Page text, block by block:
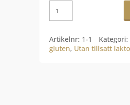
mängd
Artikelnr: 1-1 Kategori:
gluten, Utan tillsatt